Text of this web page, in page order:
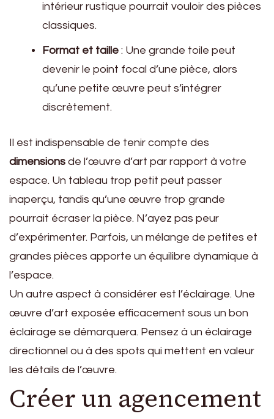
intérieur rustique pourrait vouloir des pièces
classiques.
Format et taille : Une grande toile peut
devenir le point focal d’une pièce, alors
qu’une petite œuvre peut s’intégrer
discrètement.
Il est indispensable de tenir compte des
dimensions de l’œuvre d’art par rapport à votre
espace. Un tableau trop petit peut passer
inaperçu, tandis qu’une œuvre trop grande
pourrait écraser la pièce. N’ayez pas peur
d’expérimenter. Parfois, un mélange de petites et
grandes pièces apporte un équilibre dynamique à
l’espace.
Un autre aspect à considérer est l’éclairage. Une
œuvre d’art exposée efficacement sous un bon
éclairage se démarquera. Pensez à un éclairage
directionnel ou à des spots qui mettent en valeur
les détails de l’œuvre.
Créer un agencement